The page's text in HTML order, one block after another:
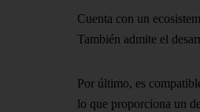
Cuenta con un
También admite el
Por último, es
lo que proporciona un